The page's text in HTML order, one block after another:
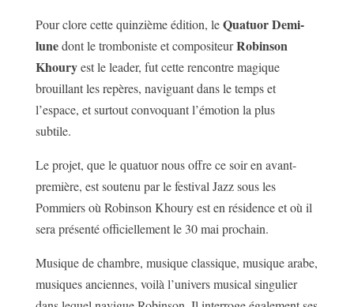
Pour clore cette quinzième édition, leQuatuor Demi-
lunedont le tromboniste et compositeurRobinson
Khouryest le leader, fut cette rencontre magique
brouillant les repères, naviguant dans le temps et
l’espace, et surtout convoquant l’émotion la plus
subtile.
Le projet, que le quatuor nous offre ce soir en avant-
première, est soutenu par le festival Jazz sous les
Pommiers où Robinson Khoury est en résidence et où il
sera présenté officiellement le 30 mai prochain.
Musique de chambre, musique classique, musique arabe,
musiques anciennes, voilà l’univers musical singulier